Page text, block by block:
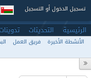
تسجيل الدخول أو التسجيل
الرئيسية التحديثات
الأنشطة الأخيرة فريق العمل